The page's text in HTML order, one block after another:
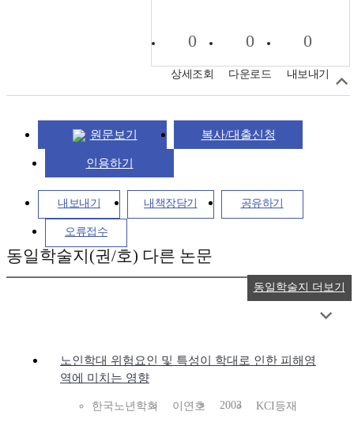
0
상세조회
0
다운로드
0
내보내기
원문보기 복사/대출신청
인용하기
내보내기 내책장담기 공유하기
오류접수
동일학술지(권/호) 다른 논문
노인학대 위험요인 및 특성이 학대로 인한 피해영
역에 미치는 영향
한국노년학회 이연호 2003 KCI등재
동일학술지 더보기